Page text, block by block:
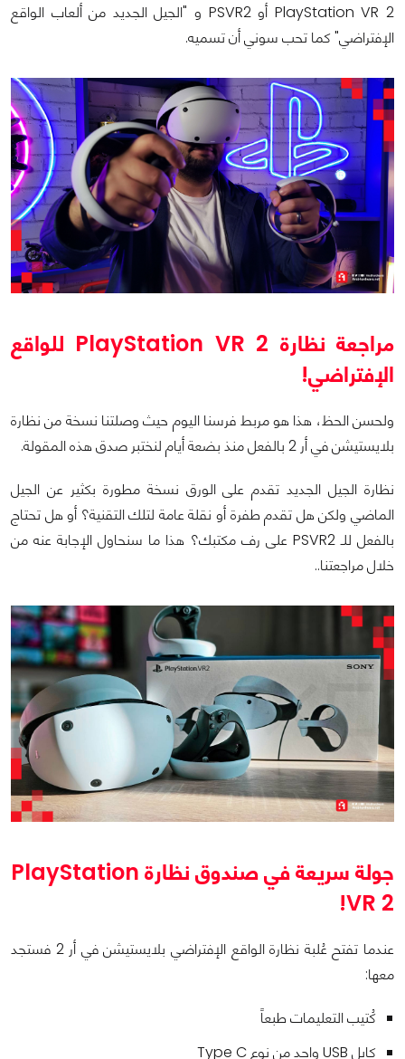
PlayStation VR 2 أو PSVR2 و "الجيل الجديد من ألعاب الواقع
الإفتراضي" كما تحب سوني أن تسميه.
مراجعة نظارة PlayStation VR 2 للواقع
الإفتراضي!
ولحسن الحظ، هذا هو مربط فرسنا اليوم حيث وصلتنا نسخة من نظارة
بلايستيشن في أر 2 بالفعل منذ بضعة أيام لنختبر صدق هذه المقولة.
نظارة الجيل الجديد تقدم على الورق نسخة مطورة بكثير عن الجيل
الماضي ولكن هل تقدم طفرة أو نقلة عامة لتلك التقنية؟ أو هل تحتاج
بالفعل للـ PSVR2 على رف مكتبك؟ هذا ما سنحاول الإجابة عنه من
خلال مراجعتنا..
جولة سريعة في صندوق نظارة PlayStation
VR 2!
عندما تفتح عُلبة نظارة الواقع الإفتراضي بلايستيشن في أر 2 فستجد
معها:
كُتيب التعليمات طبعاً
كابل USB واحد من نوع Type C